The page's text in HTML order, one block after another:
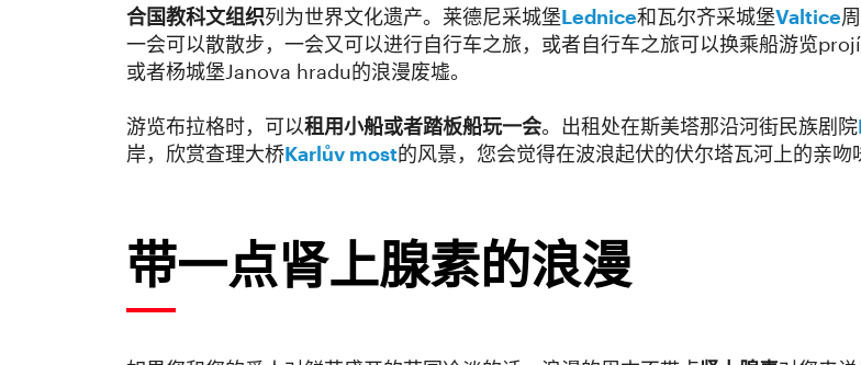
合国教科文组织列为世界文化遗产。莱德尼采城堡Lednice和瓦尔齐采城堡Valtice
一会可以散散步，一会又可以进行自行车之旅，或者自行车之旅可以换乘船游览
或者杨城堡Janova hradu的浪漫废墟。
游览布拉格时，可以租用小船或者踏板船玩一会。出租处在斯美塔那沿河街民族剧院
岸，欣赏查理大桥Karlův most的风景，您会觉得在波浪起伏的伏尔塔瓦河上的亲吻
带一点肾上腺素的浪漫